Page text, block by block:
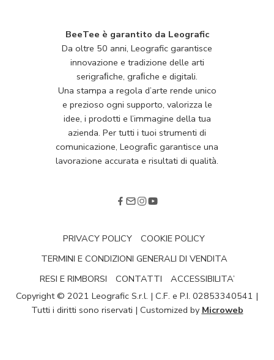
BeeTee è garantito da Leografic
Da oltre 50 anni, Leografic garantisce
innovazione e tradizione delle arti
serigraﬁche, graﬁche e digitali.
Una stampa a regola d’arte rende unico
e prezioso ogni supporto, valorizza le
idee, i prodotti e l’immagine della tua
azienda. Per tutti i tuoi strumenti di
comunicazione, Leograﬁc garantisce una
lavorazione accurata e risultati di qualità.
PRIVACY POLICY
COOKIE POLICY
TERMINI E CONDIZIONI GENERALI DI VENDITA
RESI E RIMBORSI
CONTATTI
ACCESSIBILITA’
Copyright © 2021 Leografic S.r.l. | C.F. e P.I. 02853340541 |
Tutti i diritti sono riservati | Customized by Microweb